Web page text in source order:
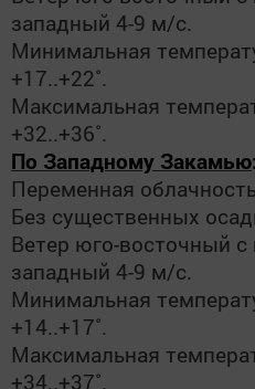
западный 4-9 м/с.
Минимальная
+17..+22˚.
Максимальная
+32..+36˚.
По Западному Закамью:
Переменная
Без существенных
Ветер юго-восточный
западный 4-9 м/с.
Минимальная
+14..+17˚.
Максимальная
+34..+37˚.